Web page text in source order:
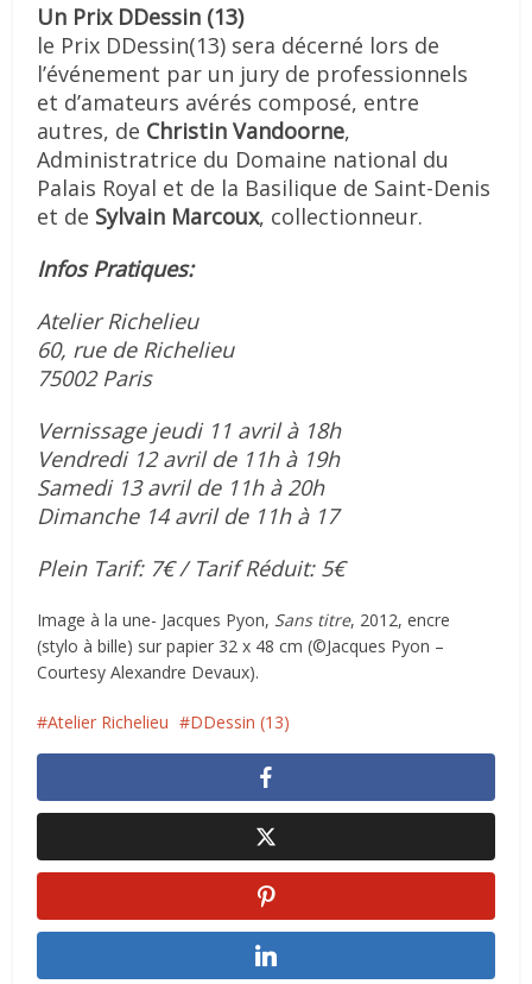
Un Prix DDessin (13)
le Prix DDessin(13) sera décerné lors de
l’événement par un jury de professionnels
et d’amateurs avérés composé, entre
autres, de Christin Vandoorne,
Administratrice du Domaine national du
Palais Royal et de la Basilique de Saint-Denis
et de Sylvain Marcoux, collectionneur.
Infos Pratiques:
Atelier Richelieu
60, rue de Richelieu
75002 Paris
Vernissage jeudi 11 avril à 18h
Vendredi 12 avril de 11h à 19h
Samedi 13 avril de 11h à 20h
Dimanche 14 avril de 11h à 17
Plein Tarif: 7€ / Tarif Réduit: 5€
Image à la une- Jacques Pyon, Sans titre, 2012, encre
(stylo à bille) sur papier 32 x 48 cm (©Jacques Pyon –
Courtesy Alexandre Devaux).
Atelier Richelieu DDessin (13)